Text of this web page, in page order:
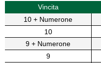
Vincita
10 + Numerone
10
9 + Numerone
9